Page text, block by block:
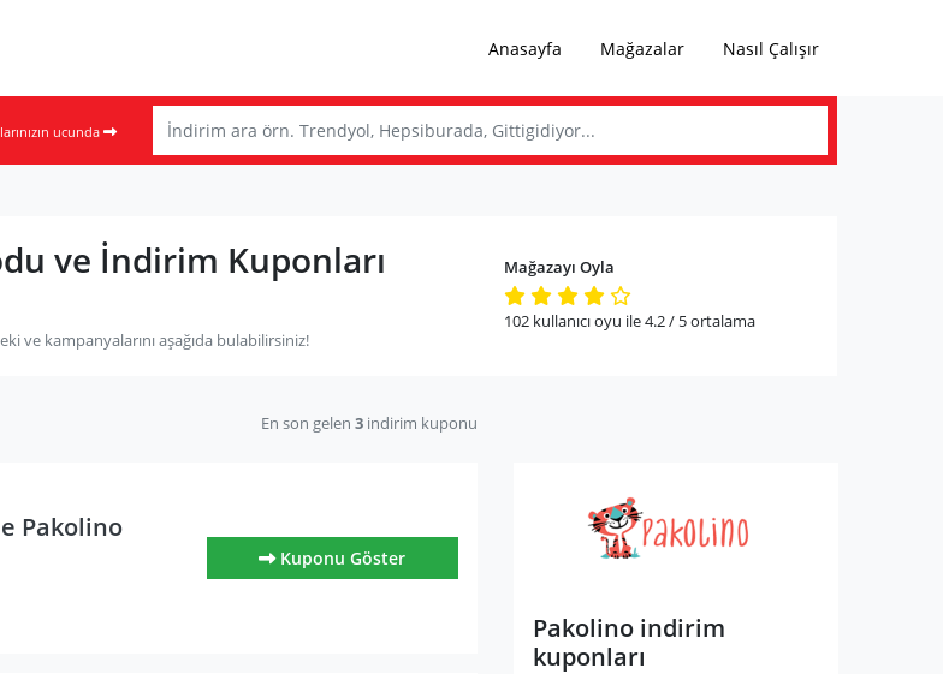
Anasayfa Mağazalar Nasıl Çalışır
ucunda
Mağazayı Oyla
102kullanıcı oyu ile4.2/ 5ortalama
ve İndirim Kuponları
ve kampanyalarını aşağıda bulabilirsiniz!
En son gelen 3 indirim kuponu
Pakolino
Kuponu Göster
Pakolino indirim
kuponları